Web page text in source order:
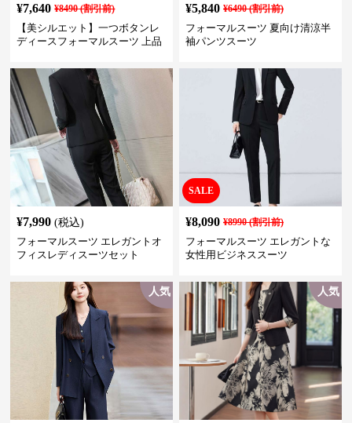
¥7,640 ¥8490(割引前)
【美シルエット】一つボタンレ
ディースフォーマルスーツ 上品
ネス・式典・会食にも＜大きい
サイズ有＞
¥5,840 ¥6490(割引前)
フォーマルスーツ 夏向け清涼半
袖パンツスーツ
¥7,990 (税込)
フォーマルスーツ エレガントオ
フィスレディスーツセット
SALE
¥8,090 ¥8990(割引前)
フォーマルスーツ エレガントな
女性用ビジネススーツ
人気 人気